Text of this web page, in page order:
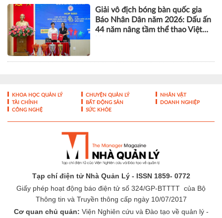
Giải vô địch bóng bàn quốc gia
Báo Nhân Dân năm 2026: Dấu ấn
44 năm nâng tầm thể thao Việt
KHOA HỌC QUẢN LÝ CHUYỆN QUẢN LÝ
NHÂN VẬT
TÀI CHÍNH
BẤT ĐỘNG SẢN
DOANH NGHIỆP
CÔNG NGHỆ
SỨC KHỎE
Tạp chí điện tử Nhà Quản Lý - ISSN 1859- 0772
Giấy phép hoạt động báo điện tử số 324/GP-BTTTT của Bộ
Thông tin và Truyền thông cấp ngày 10/07/2017
Cơ quan chủ quản: Viện Nghiên cứu và Đào tạo về quản lý -